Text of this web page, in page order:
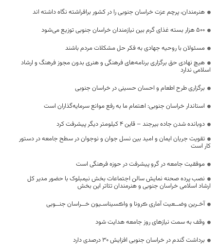
هنرمندان، پرچم عزت خراسان جنوبی را در کشور برافراشته نگاه داشته اند
۵۰۰ هزار بسته غذای گرم بین نیازمندان خراسان جنوبی توزیع می‌شود
مسئولان با روحیه جهادی به فکر حل مشکلات مردم باشند
هیچ نهادی حق برگزاری برنامه‌های فرهنگی و هنری بدون مجوز فرهنگ و ارشاد
اسلامی ندارد
برگزاری طرح اطعام و احسان حسینی در خراسان جنوبی
استاندار خراسان جنوبی: اهتمام ما به رفع موانع سرمایه‌گذاران است
دوبانده شدن جاده بیرجند – قاین ۴ کیلومتر دیگر پیشرفت کرد
تقویت جریان ایمان و امید بین نسل جوان و نوجوان در سطح جامعه در دستور
کار است
موفقیت جامعه در گرو پیشرفت در حوزه فرهنگی است
نصب پرده صحنه نمایش سالن اجتماعات بخش نیمبلوک با حضور مدیر کل
ارشاد اسلامی خراسان جنوبی و هنرمندان تئاتر این بخش
آخـرین وضــعیت آماری ڪرونا و واڪسیناسـیون خــراسان جنــوبی
وقف به سمت نیازهای روز جامعه هدایت شود
برداشت گندم در خراسان جنوبی افزایش ۳۰ درصدی دارد